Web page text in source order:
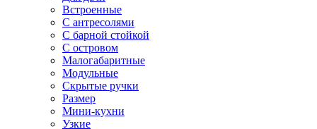
Встроенные
С антресолями
С барной стойкой
С островом
Малогабаритные
Модульные
Скрытые ручки
Размер
Мини-кухни
Узкие